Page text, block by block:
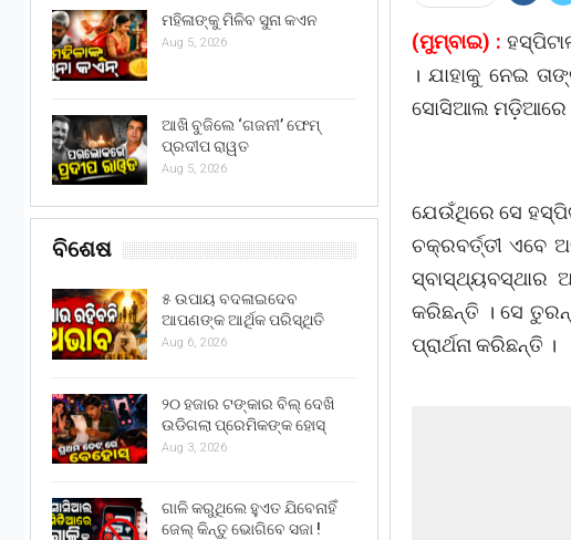
(ମୁମ୍ବାଇ) :
। ଯାହାକୁ ନେଇ
ସୋସିଆଲ ମଡ଼ିଆରେ
ଯେଉଁଥିରେ ସେ
ଚକ୍ରବର୍ତ୍ତୀ ଏବେ
ସ୍ବାସ୍ଥ୍ୟବସ୍ଥାର
କରିଛନ୍ତି । ସେ
ପ୍ରାର୍ଥନା କରିଛନ୍ତି ।
ମହିଳାଙ୍କୁ ମିଳିବ ସୁନା କଏନ
Aug 5, 2026
ଆଖି ବୁଜିଲେ ‘ଗଜନୀ’ ଫେମ୍
ପ୍ରଦୀପ ରାୱତ
Aug 5, 2026
ବିଶେଷ
୫ ଉପାୟ ବଦଳାଇଦେବ
ଆପଣଙ୍କ ଆର୍ଥିକ ପରିସ୍ଥିତି
Aug 6, 2026
୨୦ ହଜାର ଟଙ୍କାର ବିଲ୍ ଦେଖି
ଉଡିଗଲା ପ୍ରେମିକଙ୍କ ହୋସ୍
Aug 3, 2026
ଗାଳି କରୁଥିଲେ ହୁଏତ ଯିବେନାହିଁ
ଜେଲ୍ କିନ୍ତୁ ଭୋଗିବେ ସଜା !